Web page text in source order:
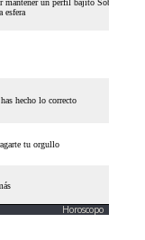
Horoscopo